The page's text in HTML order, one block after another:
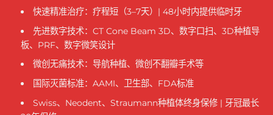
快速精准治疗：疗程短（3–7天）| 48小时内提供临时牙
先进数字技术：CT Cone Beam 3D、数字口扫、3D种植导
板、PRF、数字微笑设计
微创无痛技术：导航种植、微创不翻瓣手术等
国际灭菌标准：AAMI、卫生部、FDA标准
Swiss、Neodent、Straumann种植体终身保修 | 牙冠最长